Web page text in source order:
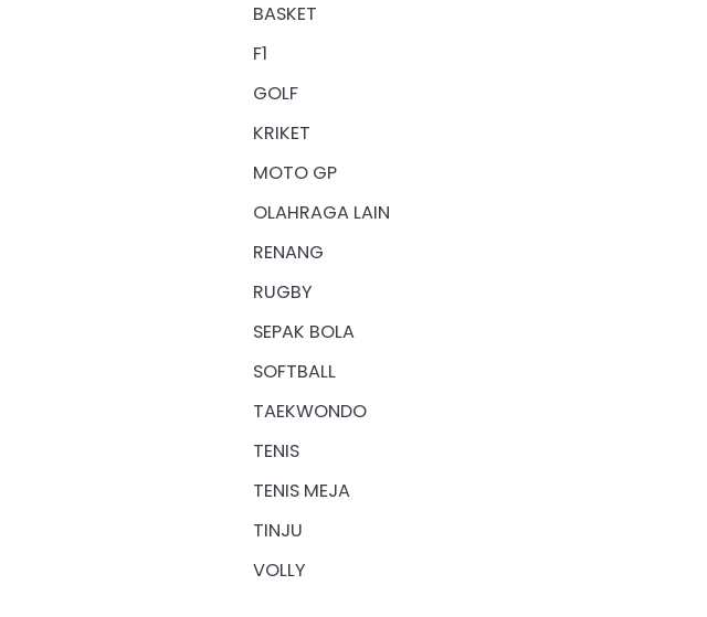
BASKET
F1
GOLF
KRIKET
MOTO GP
OLAHRAGA LAIN
RENANG
RUGBY
SEPAK BOLA
SOFTBALL
TAEKWONDO
TENIS
TENIS MEJA
TINJU
VOLLY